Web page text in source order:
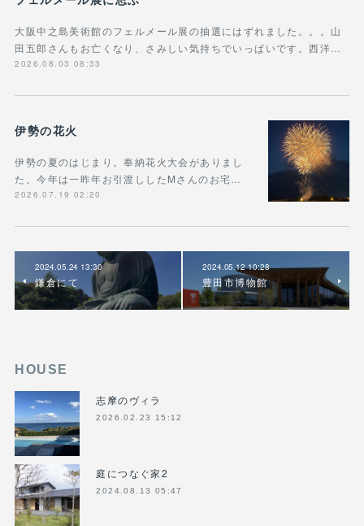
大阪中之島美術館のフェルメール展の抽選にはずれました。。。山
田五郎さんもお亡くなり、さみしい気持ちでいっぱいです。西洋…
2026.08.03 08:33
伊勢の花火
伊勢の夏のはじまり。奉納花火大会がありまし
た。今年は一昨年お引渡ししたMさんのお宅…
2026.07.19 02:20
2024.05.24 13:30
鎌倉にて
2024.05.12 10:28
豊田市博物館
HOUSE
志摩のヴィラ
2026.02.23 15:12
庭につなぐ家2
2024.08.13 05:47